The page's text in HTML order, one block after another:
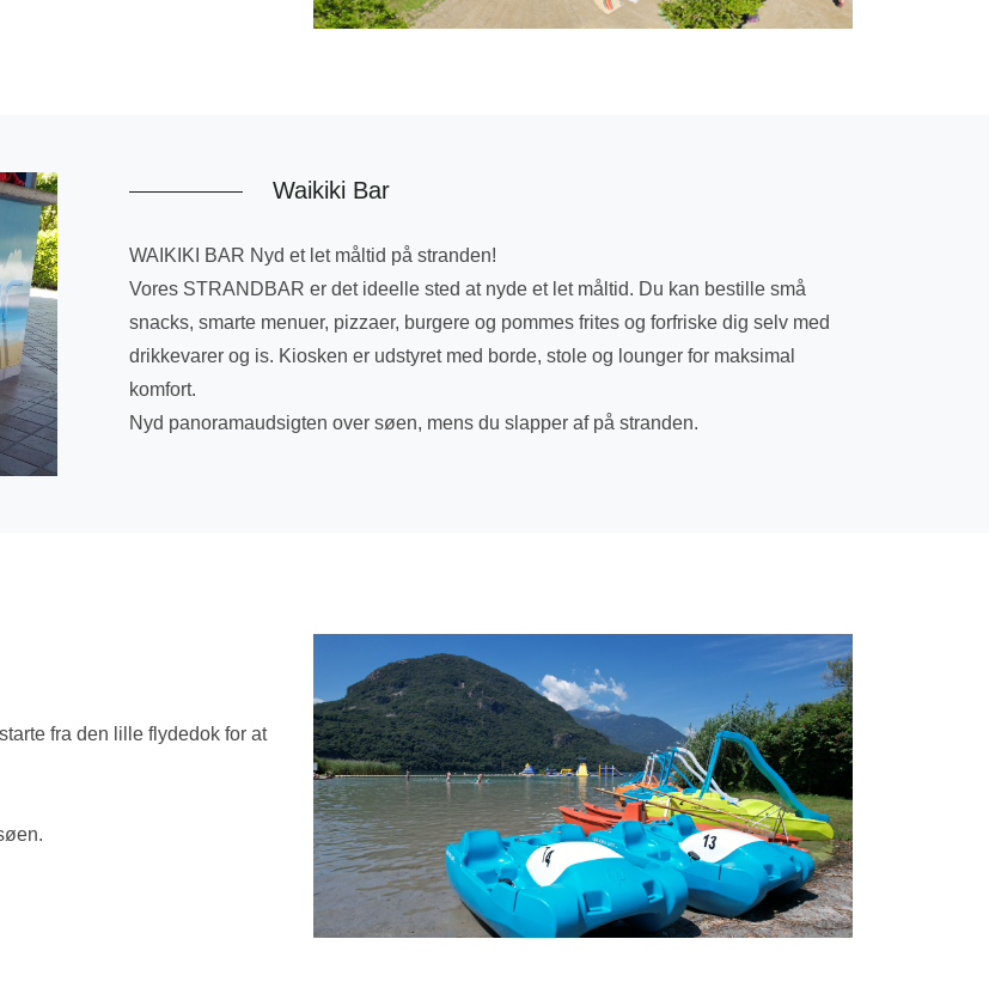
Waikiki Bar
WAIKIKI BAR Nyd et let måltid på stranden!
Vores STRANDBAR er det ideelle sted at nyde et let måltid. Du kan bestille små
snacks, smarte menuer, pizzaer, burgere og pommes frites og forfriske dig selv med
drikkevarer og is. Kiosken er udstyret med borde, stole og lounger for maksimal
komfort.
Nyd panoramaudsigten over søen, mens du slapper af på stranden.
fra den lille flydedok for at